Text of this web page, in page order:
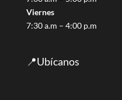
Viernes
7:30 a.m – 4:00 p.m
📍Ubícanos